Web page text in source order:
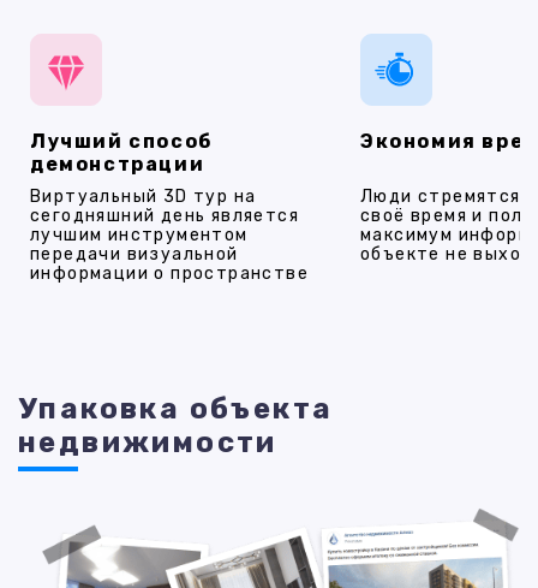
Лучший способ
демонстрации
Виртуальный 3D тур на
сегодняшний день является
лучшим инструментом
передачи визуальной
информации о пространстве
Экономия
Люди стремятся
своё время и
максимум
объекте не
Упаковка объекта
недвижимости